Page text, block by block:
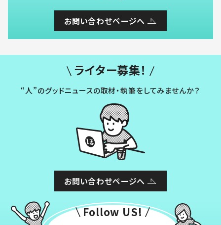
お問い合わせページへ
ライター募集！
“人”のグッドニュースの取材・執筆をしてみませんか？
お問い合わせページへ
Follow US!